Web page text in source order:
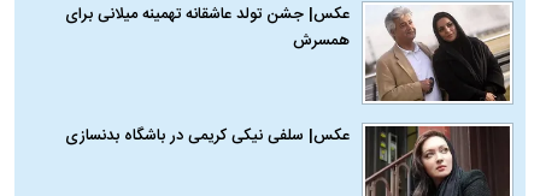
عکس| جشن تولد عاشقانه تهمینه میلانی برای
همسرش
عکس| سلفی نیکی کریمی در باشگاه بدنسازی